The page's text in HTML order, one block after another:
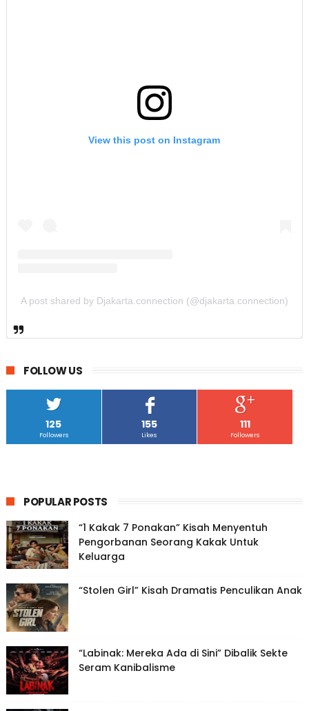
View this post on Instagram
A post shared by Djakarta.connection (@djakarta.connection)
FOLLOW US
125
Followers
155
Likes
111
Followers
POPULAR POSTS
“1 Kakak 7 Ponakan” Kisah Menyentuh
Pengorbanan Seorang Kakak Untuk
Keluarga
“Stolen Girl” Kisah Dramatis Penculikan Anak
“Labinak: Mereka Ada di Sini” Dibalik Sekte
Seram Kanibalisme